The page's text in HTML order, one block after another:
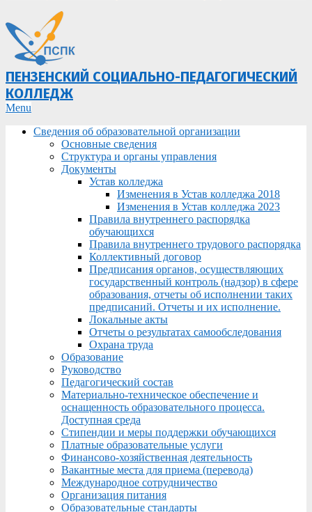
ПЕНЗЕНСКИЙ СОЦИАЛЬНО-ПЕДАГОГИЧЕСКИЙ
КОЛЛЕДЖ
Primary
Menu
Menu
Сведения об образовательной организации
Основные сведения
Структура и органы управления
Документы
Устав колледжа
Изменения в Устав колледжа 2018
Изменения в Устав колледжа 2023
Правила внутреннего распорядка
обучающихся
Правила внутреннего трудового распорядка
Коллективный договор
Предписания органов, осуществляющих
государственный контроль (надзор) в сфере
образования, отчеты об исполнении таких
предписаний. Отчеты и их исполнение.
Локальные акты
Отчеты о результатах самообследования
Охрана труда
Образование
Руководство
Педагогический состав
Материально-техническое обеспечение и
оснащенность образовательного процесса.
Доступная среда
Стипендии и меры поддержки обучающихся
Платные образовательные услуги
Финансово-хозяйственная деятельность
Вакантные места для приема (перевода)
Международное сотрудничество
Организация питания
Образовательные стандарты